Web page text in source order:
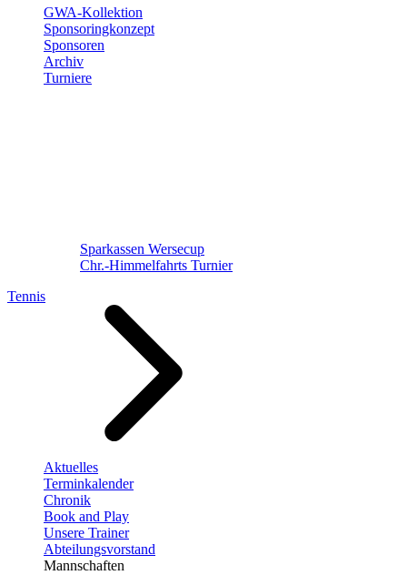
GWA-Kollektion
Sponsoringkonzept
Sponsoren
Archiv
Turniere
Sparkassen Wersecup
Chr.-Himmelfahrts Turnier
Tennis
Aktuelles
Terminkalender
Chronik
Book and Play
Unsere Trainer
Abteilungsvorstand
Mannschaften